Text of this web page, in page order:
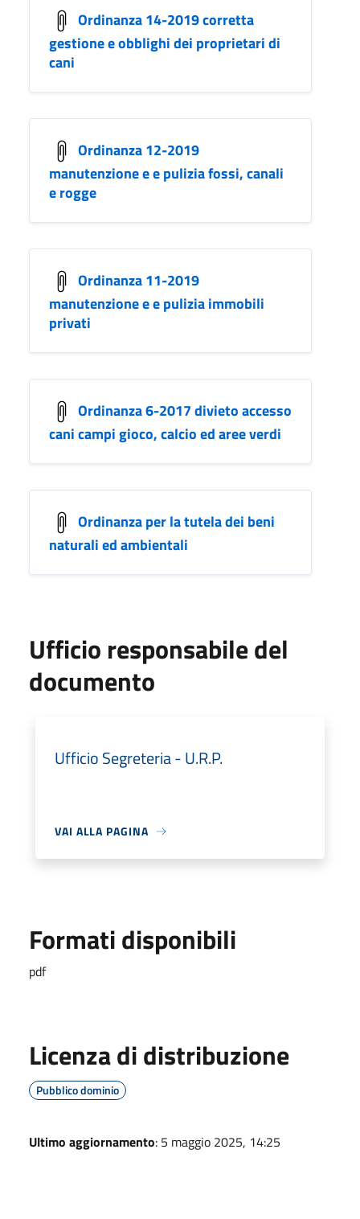
Ordinanza 14-2019 corretta
gestione e obblighi dei proprietari di
cani
Ordinanza 12-2019
manutenzione e e pulizia fossi, canali
e rogge
Ordinanza 11-2019
manutenzione e e pulizia immobili
privati
Ordinanza 6-2017 divieto accesso
cani campi gioco, calcio ed aree verdi
Ordinanza per la tutela dei beni
naturali ed ambientali
Ufficio responsabile del
documento
Ufficio Segreteria - U.R.P.
VAI ALLA PAGINA
Formati disponibili
pdf
Licenza di distribuzione
Pubblico dominio
Ultimo aggiornamento: 5 maggio 2025, 14:25